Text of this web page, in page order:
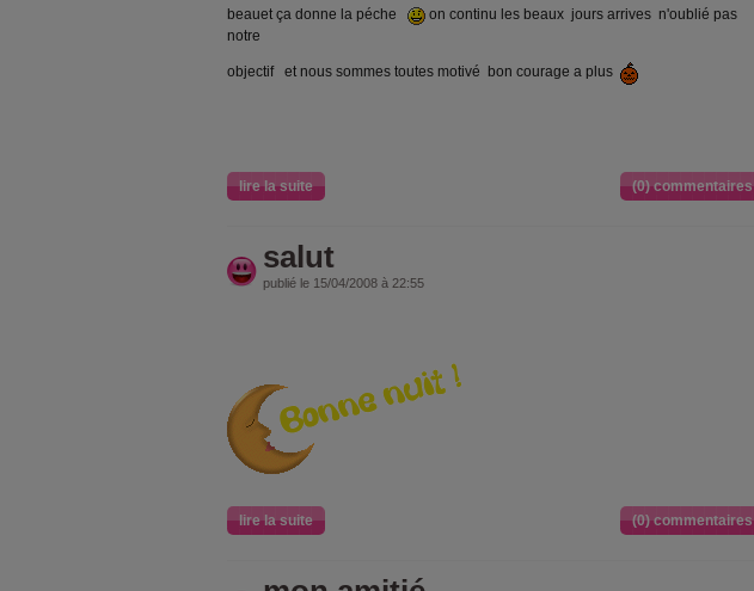
beauet ça donne la péche
on continu les beaux jours arrives n'oublié pas
notre
objectif et nous sommes toutes motivé bon courage a plus
lire la suite (0) commentaires
salut
publié le 15/04/2008 à 22:55
lire la suite (0) commentaires